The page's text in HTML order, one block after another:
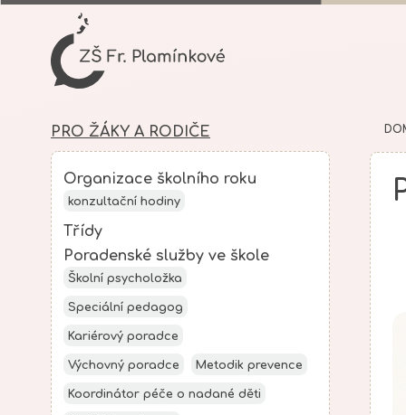
PRO ŽÁKY A RODIČE
Organizace školního roku
konzultační hodiny
Třídy
Poradenské služby ve škole
Školní psycholožka
Speciální pedagog
Kariérový poradce
Výchovný poradce Metodik prevence
Koordinátor péče o nadané děti